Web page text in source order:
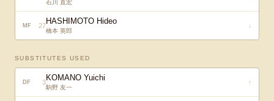
石川 直宏
MF 27HASHIMOTO Hideo
橋本 英郎
↓
SUBSTITUTES USED
DF 3KOMANO Yuichi
駒野 友一
↑